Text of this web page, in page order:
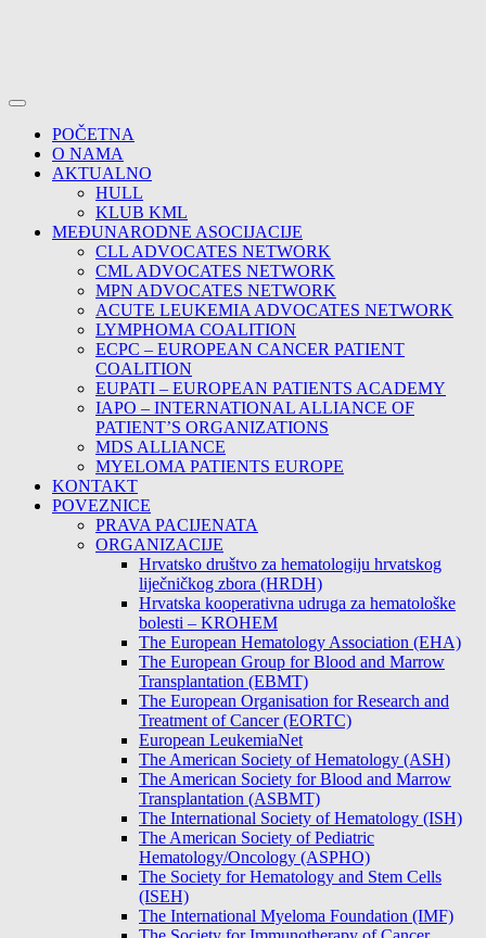
POČETNA
O NAMA
AKTUALNO
HULL
KLUB KML
MEĐUNARODNE ASOCIJACIJE
CLL ADVOCATES NETWORK
CML ADVOCATES NETWORK
MPN ADVOCATES NETWORK
ACUTE LEUKEMIA ADVOCATES NETWORK
LYMPHOMA COALITION
ECPC – EUROPEAN CANCER PATIENT
COALITION
EUPATI – EUROPEAN PATIENTS ACADEMY
IAPO – INTERNATIONAL ALLIANCE OF
PATIENT’S ORGANIZATIONS
MDS ALLIANCE
MYELOMA PATIENTS EUROPE
KONTAKT
POVEZNICE
PRAVA PACIJENATA
ORGANIZACIJE
Hrvatsko društvo za hematologiju hrvatskog
liječničkog zbora (HRDH)
Hrvatska kooperativna udruga za hematološke
bolesti – KROHEM
The European Hematology Association (EHA)
The European Group for Blood and Marrow
Transplantation (EBMT)
The European Organisation for Research and
Treatment of Cancer (EORTC)
European LeukemiaNet
The American Society of Hematology (ASH)
The American Society for Blood and Marrow
Transplantation (ASBMT)
The International Society of Hematology (ISH)
The American Society of Pediatric
Hematology/Oncology (ASPHO)
The Society for Hematology and Stem Cells
(ISEH)
The International Myeloma Foundation (IMF)